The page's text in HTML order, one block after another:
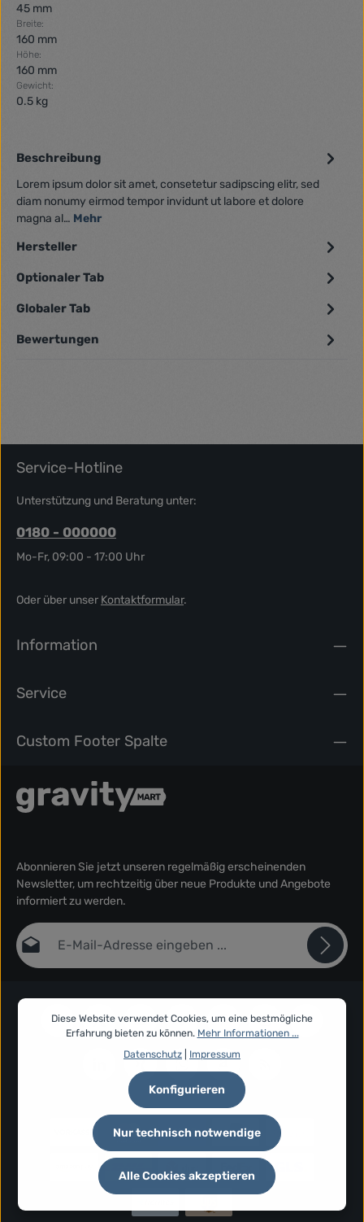
45 mm
Breite:
160 mm
Höhe:
160 mm
Gewicht:
0.5 kg
Beschreibung
Lorem ipsum dolor sit amet, consetetur sadipscing elitr, sed
diam nonumy eirmod tempor invidunt ut labore et dolore
magna al… Mehr
Hersteller
Optionaler Tab
Globaler Tab
Bewertungen
Service-Hotline
Unterstützung und Beratung unter:
0180 - 000000
Mo-Fr, 09:00 - 17:00 Uhr
Oder über unser Kontaktformular.
Information
Service
Custom Footer Spalte
Abonnieren Sie jetzt unseren regelmäßig erscheinenden
Newsletter, um rechtzeitig über neue Produkte und Angebote
informiert zu werden.
E-Mail-Adresse*
genommen und die AGBgelesen und bin mit ihnen
einverstanden. *
Die mit einem Stern (*) markierten Felder sind Pflichtfelder.
Diese Website verwendet Cookies, um eine bestmögliche
Erfahrung bieten zu können. Mehr Informationen ...
Datenschutz
Impressum
Nur technisch notwendige
Konfigurieren
Alle Cookies akzeptieren